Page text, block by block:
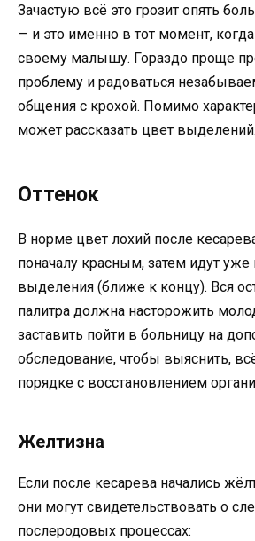
Зачастую всё это грозит опять
— и это именно в тот момент,
своему малышу. Гораздо проще
проблему и радоваться
общения с крохой. Помимо
может рассказать цвет выделений.
Оттенок
В норме цвет лохий после
поначалу красным, затем идут
выделения (ближе к концу). Вся
палитра должна насторожить
заставить пойти в больницу на
обследование, чтобы выяснить,
порядке с восстановлением
Желтизна
Если после кесарева начались
они могут свидетельствовать о
послеродовых процессах: